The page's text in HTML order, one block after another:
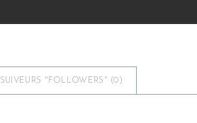
SUIVEURS "FOLLOWERS" (0 )